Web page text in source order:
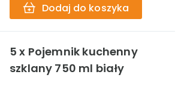
Dodaj do koszyka
5 x Pojemnik kuchenny
szklany 750 ml biały